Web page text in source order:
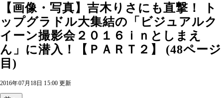
【画像・写真】吉木りさにも直撃！ ト
ップグラドル大集結の「ビジュアルク
イーン撮影会２０１６ｉｎとしまえ
ん」に潜入！【ＰＡＲＴ２】 (48ページ
目)
2016年07月18日 15:00 更新